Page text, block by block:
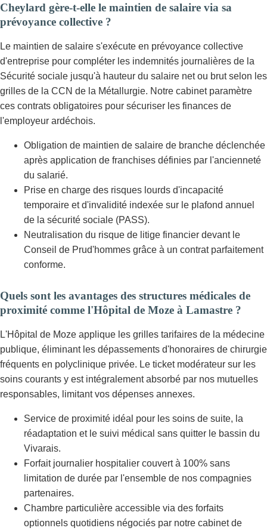
Cheylard gère-t-elle le maintien de salaire via sa
prévoyance collective ?
Le maintien de salaire s'exécute en prévoyance collective
d'entreprise pour compléter les indemnités journalières de la
Sécurité sociale jusqu'à hauteur du salaire net ou brut selon les
grilles de la CCN de la Métallurgie. Notre cabinet paramètre
ces contrats obligatoires pour sécuriser les finances de
l'employeur ardéchois.
Obligation de maintien de salaire de branche déclenchée
après application de franchises définies par l'ancienneté
du salarié.
Prise en charge des risques lourds d'incapacité
temporaire et d'invalidité indexée sur le plafond annuel
de la sécurité sociale (PASS).
Neutralisation du risque de litige financier devant le
Conseil de Prud'hommes grâce à un contrat parfaitement
conforme.
Quels sont les avantages des structures médicales de
proximité comme l'Hôpital de Moze à Lamastre ?
L'Hôpital de Moze applique les grilles tarifaires de la médecine
publique, éliminant les dépassements d'honoraires de chirurgie
fréquents en polyclinique privée. Le ticket modérateur sur les
soins courants y est intégralement absorbé par nos mutuelles
responsables, limitant vos dépenses annexes.
Service de proximité idéal pour les soins de suite, la
réadaptation et le suivi médical sans quitter le bassin du
Vivarais.
Forfait journalier hospitalier couvert à 100% sans
limitation de durée par l'ensemble de nos compagnies
partenaires.
Chambre particulière accessible via des forfaits
optionnels quotidiens négociés par notre cabinet de